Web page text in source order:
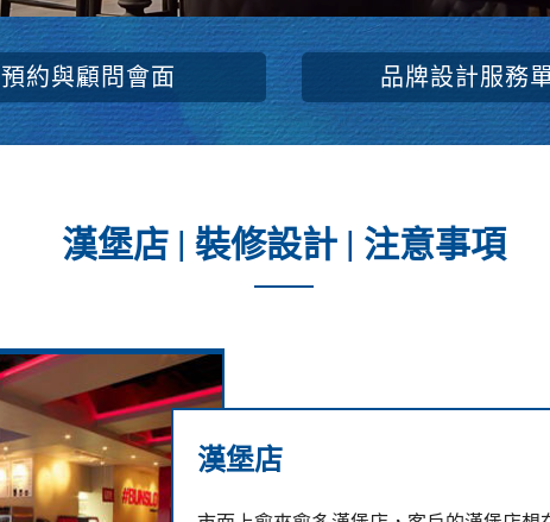
預約與顧問會面 品牌設計服務
漢堡店 | 裝修設計 | 注意事項
漢堡店